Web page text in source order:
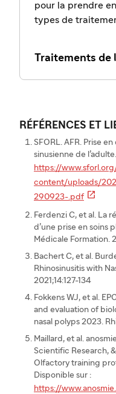
pour la prendre
types de
Traitements de
RÉFÉRENCES ET
SFORL. AFR. Prise
sinusienne de
https://
content/uploads/
290923-.pdf 
Ferdenzi C, et al. La
d’une prise en soins
Médicale Formation.
Bachert C, et al.
Rhinosinusitis with
2021;14:127-134
Fokkens WJ, et al.
and evaluation of
nasal polyps 2023.
Maillard, et al.
Scientific Research,
Olfactory training
Disponible sur :
https://